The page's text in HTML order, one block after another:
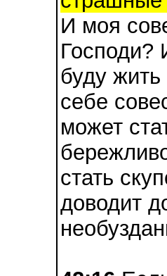
И моя
Господи?
буду
себе
может
стать
доводит